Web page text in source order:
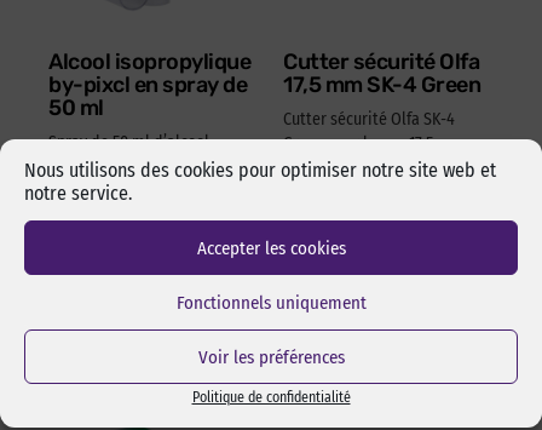
Nous utilisons des cookies pour optimiser notre site web et
notre service.
Accepter les cookies
Fonctionnels uniquement
Voir les préférences
Politique de confidentialité
Alcool isopropylique
by-pixcl en spray de
50 ml
Spray de 50 ml d’alcool
isopropylique de marque
pixcl, idéal pour dégraisser
l’assemblage pas collage ou
Réf Pixcl : ALISPIXSPR005
4,05€ 4,86€TTC
HT
Cutter sécurité Olfa
17,5 mm SK-4 Green
Cutter sécurité Olfa SK-4
Green pour lames 17,5 mm.
Changement de lame rapide
ABS 100% recyclé. Ambidextre.
Réf Pixcl : OLFA175SK4
15,05€HT